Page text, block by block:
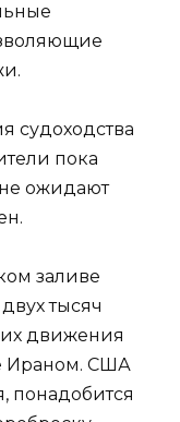
судоходства
пока
ожидают
заливе
тысяч
их движения
Ираном. США
понадобится